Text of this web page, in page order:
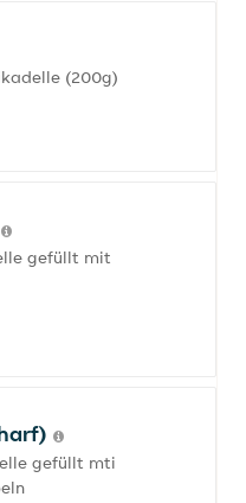
(200g)
gefüllt mit
gefüllt mti